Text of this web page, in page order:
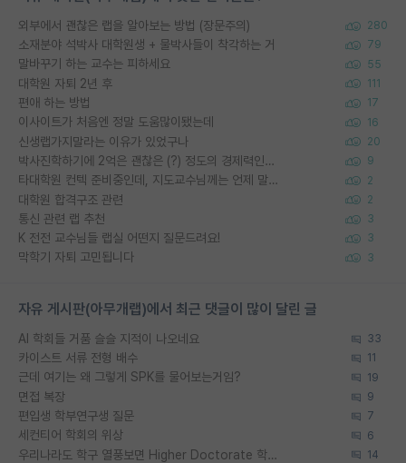
외부에서 괜찮은 랩을 알아보는 방법 (장문주의) 280
소재분야 석박사 대학원생 + 물박사들이 착각하는 거 79
말바꾸기 하는 교수는 피하세요 55
대학원 자퇴 2년 후 111
편애 하는 방법 17
이사이트가 처음엔 정말 도움많이됐는데 16
신생랩가지말라는 이유가 있었구나 20
박사진학하기에 2억은 괜찮은 (?) 정도의 경제력인가요 9
타대학원 컨텍 준비중인데, 지도교수님께는 언제 말씀드려야 할까요? 2
대학원 합격구조 관련 2
통신 관련 랩 추천 3
K 전전 교수님들 랩실 어떤지 질문드려요! 3
막학기 자퇴 고민됩니다 3
자유 게시판(아무개랩)에서 최근 댓글이 많이 달린 글
AI 학회들 거품 슬슬 지적이 나오네요 33
카이스트 서류 전형 배수 11
근데 여기는 왜 그렇게 SPK를 물어보는거임? 19
면접 복장 9
편입생 학부연구생 질문 7
세컨티어 학회의 위상 6
우리나라도 학구 열풍보면 Higher Doctorate 학위가 필요하다고 봅니다. 14